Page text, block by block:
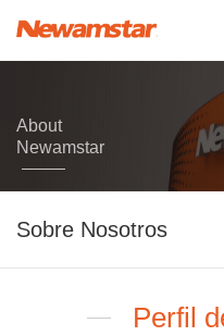
About
Newamstar
Sobre Nosotros
Perfil